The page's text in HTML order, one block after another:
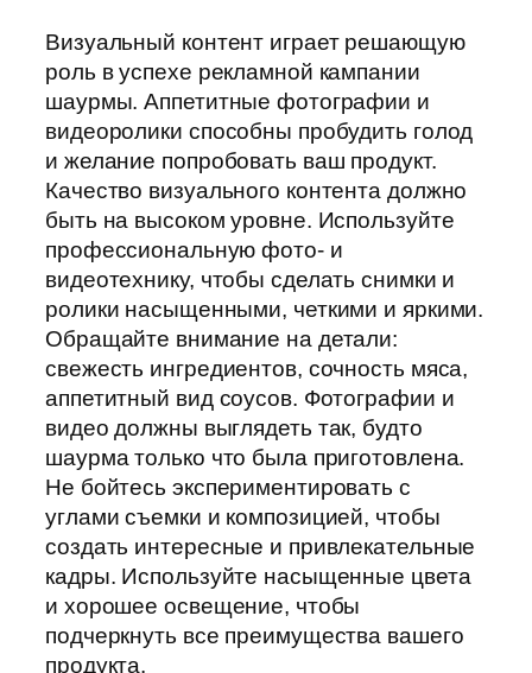
Визуальный контент играет решающую
роль в успехе рекламной кампании
шаурмы. Аппетитные фотографии и
видеоролики способны пробудить голод
и желание попробовать ваш продукт.
Качество визуального контента должно
быть на высоком уровне. Используйте
профессиональную фото- и
видеотехнику, чтобы сделать снимки и
ролики насыщенными, четкими и яркими.
Обращайте внимание на детали:
свежесть ингредиентов, сочность мяса,
аппетитный вид соусов. Фотографии и
видео должны выглядеть так, будто
шаурма только что была приготовлена.
Не бойтесь экспериментировать с
углами съемки и композицией, чтобы
создать интересные и привлекательные
кадры. Используйте насыщенные цвета
и хорошее освещение, чтобы
подчеркнуть все преимущества вашего
продукта.